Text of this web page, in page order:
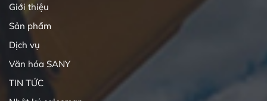
Giới thiệu
Sản phẩm
Dịch vụ
Văn hóa SANY
TIN TỨC